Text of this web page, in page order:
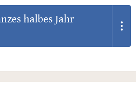
halbes Jahr